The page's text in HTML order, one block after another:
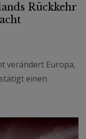
Rückkehr
verändert Europa,
einen